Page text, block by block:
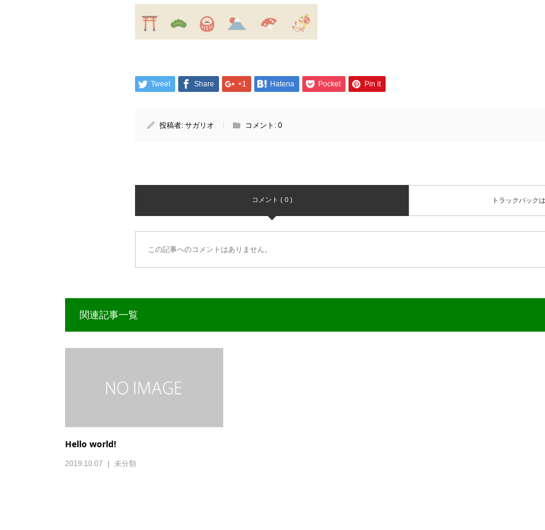
Tweet Share +1 Hatena Pocket Pin it
投稿者: サガリオ コメント: 0
コメント ( 0 ) トラックバック
この記事へのコメントはありません。
関連記事一覧
Hello world!
2019.10.07 未分類